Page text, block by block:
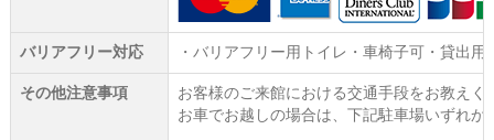
バリアフリー対応 ・バリアフリー用トイレ・車椅子可・貸出用
その他注意事項
お客様のご来館における交通手段をお教えく
お車でお越しの場合は、下記駐車場いずれ